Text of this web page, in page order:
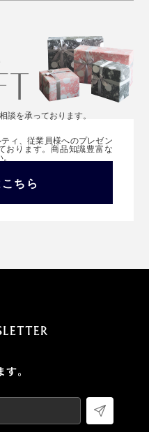
談を承っております。
ィ、従業員様へのプレゼン
おります。商品知識豊富な
。
ちら
。